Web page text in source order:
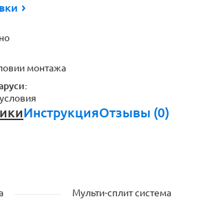
монтажа
ИнструкцияОтзывы (0)
Мульти-сплит система